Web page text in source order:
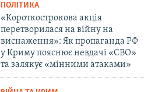
ПОЛІТИКА
«Короткострокова акція
перетворилася на війну на
виснаження»: Як пропаганда РФ
у Криму пояснює невдачі «СВО»
та залякує «мінними атаками»